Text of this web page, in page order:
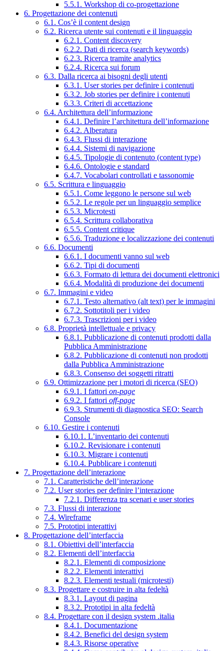
5.5.1. Workshop di co-progettazione
6. Progettazione dei contenuti
6.1. Cos’è il content design
6.2. Ricerca utente sui contenuti e il linguaggio
6.2.1. Content discovery
6.2.2. Dati di ricerca (search keywords)
6.2.3. Ricerca tramite analytics
6.2.4. Ricerca sui forum
6.3. Dalla ricerca ai bisogni degli utenti
6.3.1. User stories per definire i contenuti
6.3.2. Job stories per definire i contenuti
6.3.3. Criteri di accettazione
6.4. Architettura dell’informazione
6.4.1. Definire l’architettura dell’informazione
6.4.2. Alberatura
6.4.3. Flussi di interazione
6.4.4. Sistemi di navigazione
6.4.5. Tipologie di contenuto (content type)
6.4.6. Ontologie e standard
6.4.7. Vocabolari controllati e tassonomie
6.5. Scrittura e linguaggio
6.5.1. Come leggono le persone sul web
6.5.2. Le regole per un linguaggio semplice
6.5.3. Microtesti
6.5.4. Scrittura collaborativa
6.5.5. Content critique
6.5.6. Traduzione e localizzazione dei contenuti
6.6. Documenti
6.6.1. I documenti vanno sul web
6.6.2. Tipi di documenti
6.6.3. Formato di lettura dei documenti elettronici
6.6.4. Modalità di produzione dei documenti
6.7. Immagini e video
6.7.1. Testo alternativo (alt text) per le immagini
6.7.2. Sottotitoli per i video
6.7.3. Trascrizioni per i video
6.8. Proprietà intellettuale e privacy
6.8.1. Pubblicazione di contenuti prodotti dalla
Pubblica Amministrazione
6.8.2. Pubblicazione di contenuti non prodotti
dalla Pubblica Amministrazione
6.8.3. Consenso dei soggetti ritratti
6.9. Ottimizzazione per i motori di ricerca (SEO)
6.9.1. I fattori on-page
6.9.2. I fattori off-page
6.9.3. Strumenti di diagnostica SEO: Search
Console
6.10. Gestire i contenuti
6.10.1. L’inventario dei contenuti
6.10.2. Revisionare i contenuti
6.10.3. Migrare i contenuti
6.10.4. Pubblicare i contenuti
7. Progettazione dell’interazione
7.1. Caratteristiche dell’interazione
7.2. User stories per definire l’interazione
7.2.1. Differenza tra scenari e user stories
7.3. Flussi di interazione
7.4. Wireframe
7.5. Prototipi interattivi
8. Progettazione dell’interfaccia
8.1. Obiettivi dell’interfaccia
8.2. Elementi dell’interfaccia
8.2.1. Elementi di composizione
8.2.2. Elementi interattivi
8.2.3. Elementi testuali (microtesti)
8.3. Progettare e costruire in alta fedeltà
8.3.1. Layout di pagina
8.3.2. Prototipi in alta fedeltà
8.4. Progettare con il design system .italia
8.4.1. Documentazione
8.4.2. Benefici del design system
8.4.3. Risorse operative